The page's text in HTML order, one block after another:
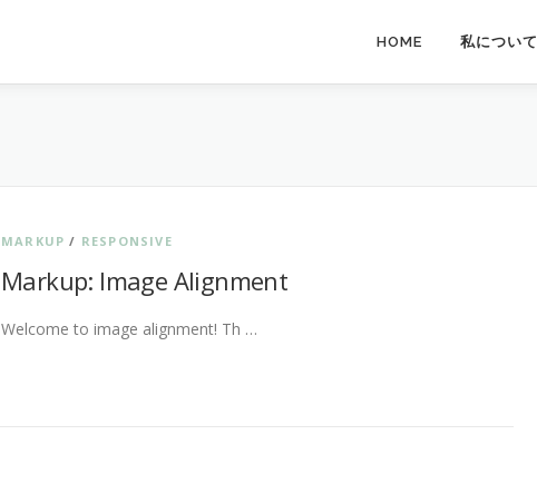
HOME 私について
MARKUP / RESPONSIVE
Markup: Image Alignment
Welcome to image alignment! Th …